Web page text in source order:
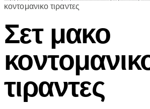
κοντομανικο τιραντες
Σετ μακο
τιραντες